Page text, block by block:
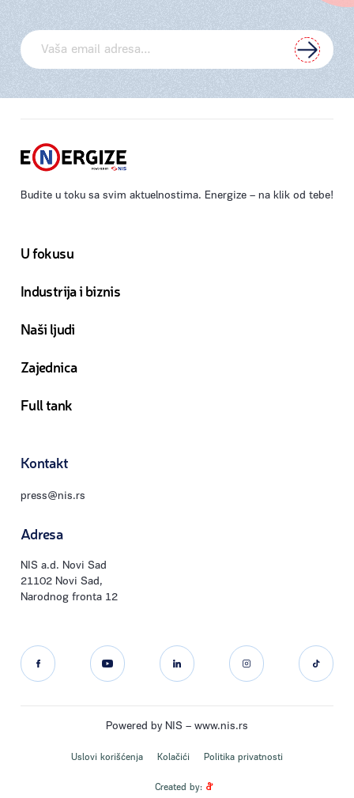
Budite u toku sa svim aktuelnostima. Energize – na klik od tebe!
U fokusu
Industrija i biznis
Naši ljudi
Zajednica
Full tank
Kontakt
press@nis.rs
Adresa
NIS a.d. Novi Sad
21102 Novi Sad,
Narodnog fronta 12
Powered by NIS – www.nis.rs
Uslovi korišćenja Kolačići Politika privatnosti
Created by: